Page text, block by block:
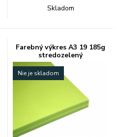
Skladom
Farebný výkres A3 19 185g
stredozelený
Nie je skladom